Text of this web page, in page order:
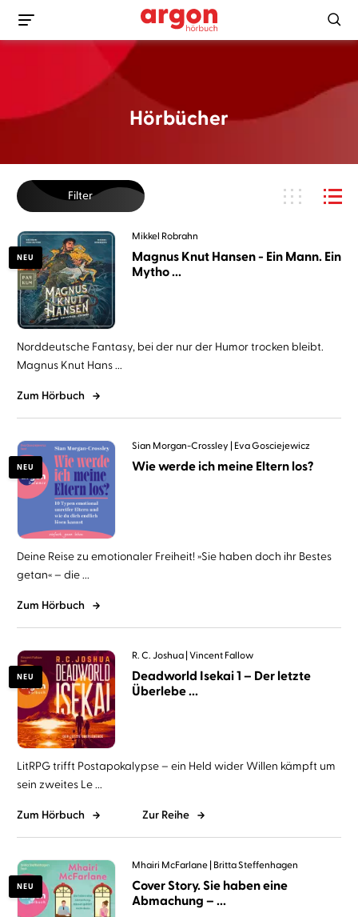
Hörbücher
Filter
NEU
Mikkel Robrahn
Magnus Knut Hansen - Ein Mann. Ein
Mytho ...
Norddeutsche Fantasy, bei der nur der Humor trocken bleibt.
Magnus Knut Hans ...
Zum Hörbuch
NEU
Sian Morgan-Crossley Eva Gosciejewicz
Wie werde ich meine Eltern los?
Deine Reise zu emotionaler Freiheit! »Sie haben doch ihr Bestes
getan« – die ...
Zum Hörbuch
NEU
R. C. Joshua Vincent Fallow
Deadworld Isekai 1 – Der letzte
Überlebe ...
LitRPG trifft Postapokalypse – ein Held wider Willen kämpft um
sein zweites Le ...
Zum Hörbuch Zur Reihe
NEU
Mhairi McFarlane Britta Steffenhagen
Cover Story. Sie haben eine
Abmachung – ...